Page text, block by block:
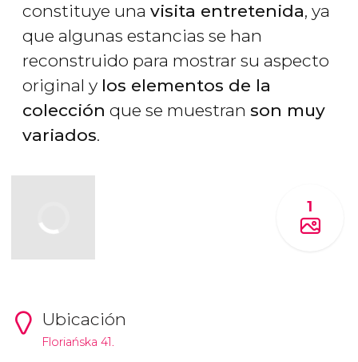
constituye una visita entretenida, ya
que algunas estancias se han
reconstruido para mostrar su aspecto
original y los elementos de la
colección que se muestran son muy
variados.
1
Ubicación
Floriańska 41.